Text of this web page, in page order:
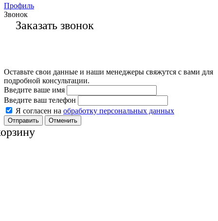
Профиль
Звонок
Заказать звонок
Оставьте свои данные и наши менеджеры свяжутся с вами для
подробной консультации.
Введите ваше имя
Введите ваш телефон
Я согласен на обработку персональных данных
Отменить